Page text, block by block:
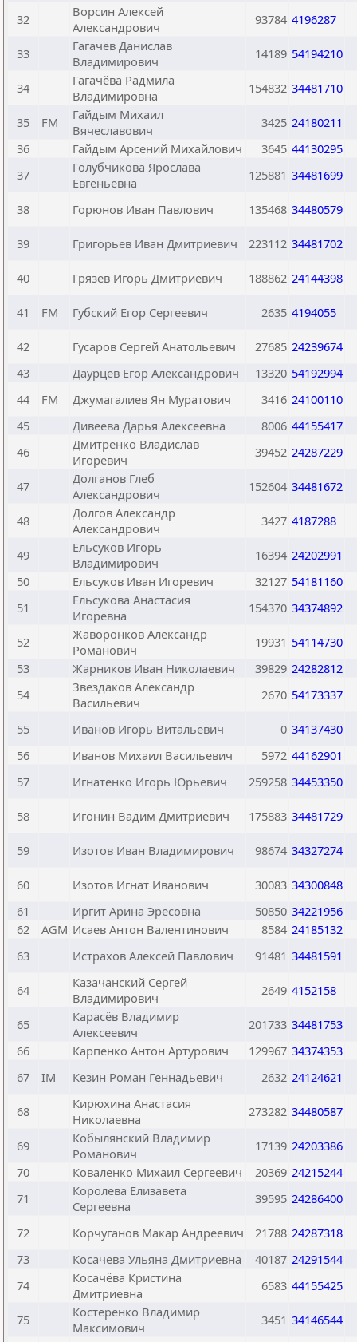
32
Ворсин Алексей
Александрович
93784 4196287
33
Гагачёв Данислав
Владимирович
14189 54194210
34
Гагачёва Радмила
Владимировна
154832 34481710
35 FM
Гайдым Михаил
Вячеславович
3425 24180211
36
Гайдым Арсений Михайлович 3645 44130295
37
Голубчикова Ярослава
Евгеньевна
125881 34481699
38 Горюнов Иван Павлович 135468 34480579
39 Григорьев Иван Дмитриевич 223112 34481702
40 Грязев Игорь Дмитриевич 188862 24144398
41 FM Губский Егор Сергеевич 2635 4194055
42 Гусаров Сергей Анатольевич 27685 24239674
43
Даурцев Егор Александрович 13320 54192994
44
FM Джумагалиев Ян Муратович 3416 24100110
45
Дивеева Дарья Алексеевна 8006 44155417
46
Дмитренко Владислав
Игоревич
39452 24287229
47
Долганов Глеб
Александрович
152604 34481672
48
Долгов Александр
Александрович
3427 4187288
49
Ельсуков Игорь
Владимирович
16394 24202991
50
Ельсуков Иван Игоревич 32127 54181160
51
Ельсукова Анастасия
Игоревна
154370 34374892
52
Жаворонков Александр
Романович
19931 54114730
53
Жарников Иван Николаевич 39829 24282812
54
Звездаков Александр
Васильевич
2670 54173337
55 Иванов Игорь Витальевич 0 34137430
56
Иванов Михаил Васильевич 5972 44162901
57
Игнатенко Игорь Юрьевич 259258 34453350
58 Игонин Вадим Дмитриевич 175883 34481729
59 Изотов Иван Владимирович 98674 34327274
60 Изотов Игнат Иванович 30083 34300848
61
Иргит Арина Эресовна 50850 34221956
62
AGM Исаев Антон Валентинович 8584 24185132
63
Истрахов Алексей Павлович 91481 34481591
64
Казачанский Сергей
Владимирович
2649 4152158
65
Карасёв Владимир
Алексеевич
201733 34481753
66
Карпенко Антон Артурович 129967 34374353
67
IM Кезин Роман Геннадьевич 2632 24124621
68
Кирюхина Анастасия
Николаевна
273282 34480587
69
Кобылянский Владимир
Романович
17139 24203386
70
Коваленко Михаил Сергеевич 20369 24215244
71
Королева Елизавета
Сергеевна
39595 24286400
72 Корчуганов Макар Андреевич 21788 24287318
73
Косачева Ульяна Дмитриевна 40187 24291544
74
Косачёва Кристина
Дмитриевна
6583 44155425
75
Костеренко Владимир
Максимович
3451 34146544